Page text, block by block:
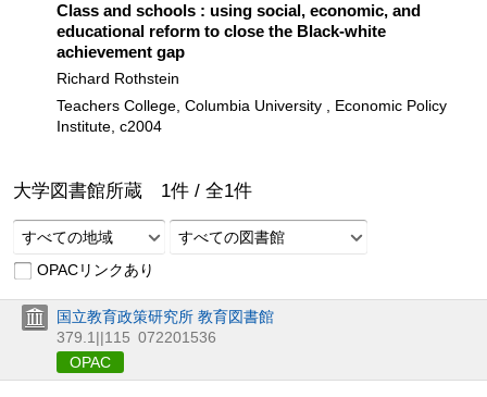
Class and schools : using social, economic, and
educational reform to close the Black-white
achievement gap
Richard Rothstein
Teachers College, Columbia University , Economic Policy
Institute, c2004
大学図書館所蔵 1件 / 全1件
すべての地域
すべての図書館
OPACリンクあり
国立教育政策研究所 教育図書館
379.1||115 072201536
OPAC